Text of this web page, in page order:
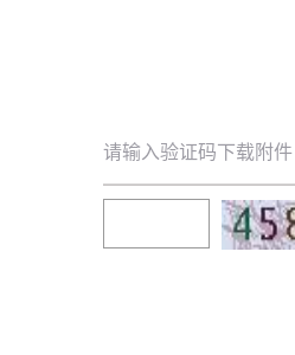
请输入验证码下载附件